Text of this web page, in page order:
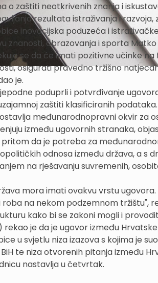
o zaštiti neotkrivenih znanja i
rezultata istraživanja i
inovacijska poduzeća i
znanosti, obrazovanja i sporta Matko
se da će imati pozitivne učinke
osigurati pravedno tržišno
je.
poduprli i potvrđivanje
zaštiti klasificiranih podataka.
međunarodnopravni okvir za
između ugovornih stranaka,
da je potreba za
odnosa između država, a
na rješavanju suvremenih,
mora imati ovakvu vrstu
na nekom podzemnom tržištu",
kako bi se zakoni mogli i
rekao je da je ugovor između
u svjetlu niza izazova s kojima je
te niza otvorenih pitanja između
nastavlja u četvrtak.